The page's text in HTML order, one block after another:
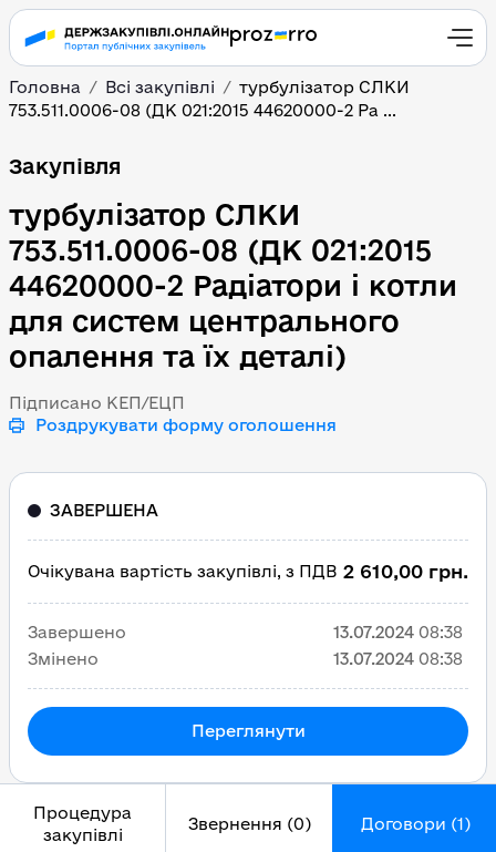
Головна Всі закупівлі
турбулізатор СЛКИ
753.511.0006-08 (ДК 021:2015 44620000-2 Ра ...
турбулізатор СЛКИ
Закупівля
турбулізатор СЛКИ
753.511.0006-08 (ДК 021:2015
44620000-2 Радіатори і котли
для систем центрального
опалення та їх деталі)
Підписано КЕП/ЕЦП
Роздрукувати форму оголошення
Процедура
закупівлі
Звернення (0) Договори (1)
ЗАВЕРШЕНА
Очікувана вартість закупівлі, з ПДВ 2 610,00 грн.
Завершено 13.07.2024 08:38
Змінено
13.07.2024 08:38
Переглянути